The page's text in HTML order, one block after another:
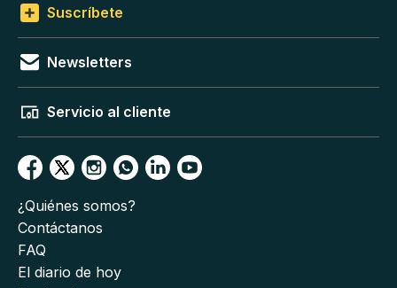
Suscríbete
Newsletters
Servicio al cliente
¿Quiénes somos?
Contáctanos
FAQ
El diario de hoy